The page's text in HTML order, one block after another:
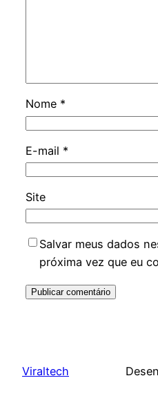
Nome *
E-mail *
Site
Salvar meus dados
próxima vez que eu
Viraltech